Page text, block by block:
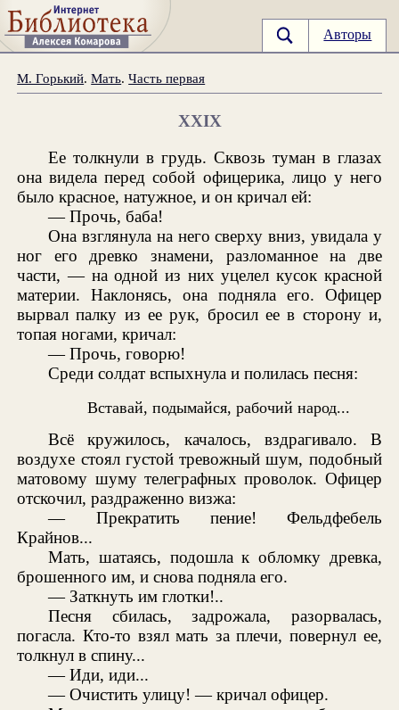
Авторы
М. Горький.Мать.Часть первая
XXIX
Ее толкнули в грудь. Сквозь туман в глазах
она видела перед собой офицерика, лицо у него
было красное, натужное, и он кричал ей:
— Прочь, баба!
Она взглянула на него сверху вниз, увидала у
ног его древко знамени, разломанное на две
части, — на одной из них уцелел кусок красной
материи. Наклонясь, она подняла его. Офицер
вырвал палку из ее рук, бросил ее в сторону и,
топая ногами, кричал:
— Прочь, говорю!
Среди солдат вспыхнула и полилась песня:
Вставай, подымайся, рабочий народ...
Всё кружилось, качалось, вздрагивало. В
воздухе стоял густой тревожный шум, подобный
матовому шуму телеграфных проволок. Офицер
отскочил, раздраженно визжа:
— Прекратить пение! Фельдфебель
Крайнов...
Мать, шатаясь, подошла к обломку древка,
брошенного им, и снова подняла его.
— Заткнуть им глотки!..
Песня сбилась, задрожала, разорвалась,
погасла. Кто-то взял мать за плечи, повернул ее,
толкнул в спину...
— Иди, иди...
— Очистить улицу! — кричал офицер.